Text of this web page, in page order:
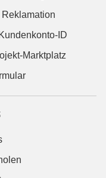
ID
Marktplatz